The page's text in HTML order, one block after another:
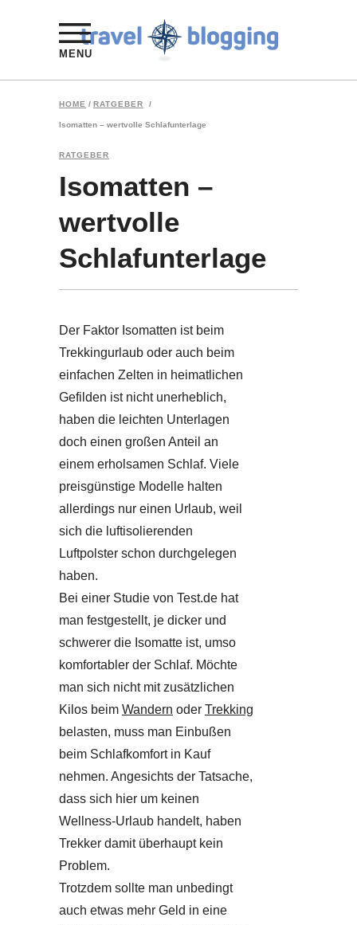
MENU
HOME / RATGEBER /
Isomatten – wertvolle Schlafunterlage
RATGEBER
Isomatten –
wertvolle
Schlafunterlage
Der Faktor Isomatten ist beim
Trekkingurlaub oder auch beim
einfachen Zelten in heimatlichen
Gefilden ist nicht unerheblich,
haben die leichten Unterlagen
doch einen großen Anteil an
einem erholsamen Schlaf. Viele
preisgünstige Modelle halten
allerdings nur einen Urlaub, weil
sich die luftisolierenden
Luftpolster schon durchgelegen
haben.
Bei einer Studie von Test.de hat
man festgestellt, je dicker und
schwerer die Isomatte ist, umso
komfortabler der Schlaf. Möchte
man sich nicht mit zusätzlichen
Kilos beim Wandern oder Trekking
belasten, muss man Einbußen
beim Schlafkomfort in Kauf
nehmen. Angesichts der Tatsache,
dass sich hier um keinen
Wellness-Urlaub handelt, haben
Trekker damit überhaupt kein
Problem.
Trotzdem sollte man unbedingt
auch etwas mehr Geld in eine